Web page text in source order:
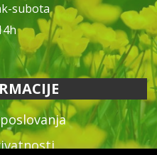
subota